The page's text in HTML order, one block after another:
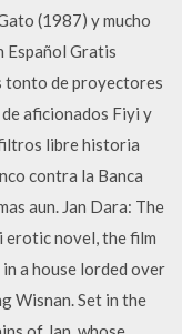
(1987) y mucho
Español Gratis
tonto de proyectores
aficionados Fiyi y
filtros libre historia
contra la Banca
aun. Jan Dara: The
erotic novel, the film
a house lorded over
Wisnan. Set in the